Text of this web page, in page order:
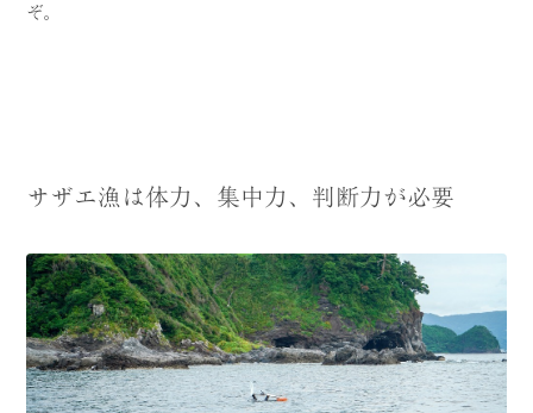
ぞ。
サザエ漁は体力、集中力、判断力が必要